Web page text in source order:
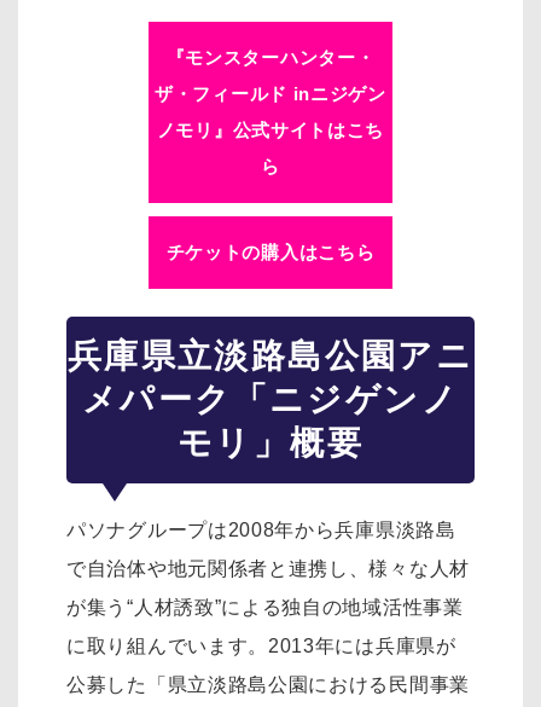
『モンスターハンター・
ザ・フィールド inニジゲン
ノモリ』公式サイトはこち
ら
チケットの購入はこちら
兵庫県立淡路島公園アニ
メパーク「ニジゲンノ
モリ」概要
パソナグループは2008年から兵庫県淡路島
で自治体や地元関係者と連携し、様々な人材
が集う“人材誘致”による独自の地域活性事業
に取り組んでいます。2013年には兵庫県が
公募した「県立淡路島公園における民間事業